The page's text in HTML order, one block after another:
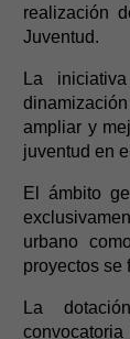
realización
Juventud.
La
ampliar y
juventud en
El ámbito
urbano
proyectos se
La